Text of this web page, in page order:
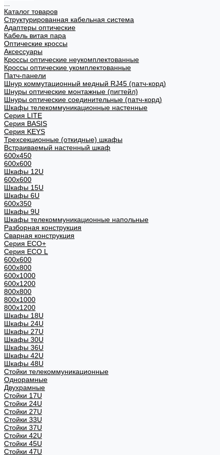
Каталог товаров
Структурированная кабельная система
Адаптеры оптические
Кабель витая пара
Оптические кроссы
Аксессуары
Кроссы оптические неукомплектованные
Кроссы оптические укомплектованные
Патч-панели
Шнур коммутационный медный RJ45 (патч-корд)
Шнуры оптические монтажные (пигтейл)
Шнуры оптические соединительные (патч-корд)
Шкафы телекоммуникационные настенные
Cерия LITE
Cерия BASIS
Cерия KEYS
Трехсекционные (откидные) шкафы
Встраиваемый настенный шкаф
600x450
600x600
Шкафы 12U
600x600
Шкафы 15U
Шкафы 6U
600x350
Шкафы 9U
Шкафы телекоммуникационные напольные
Разборная конструкция
Сварная конструкция
Серия ECO+
Серия ECO L
600x600
600x800
600х1000
600х1200
800x800
800х1000
800х1200
Шкафы 18U
Шкафы 24U
Шкафы 27U
Шкафы 30U
Шкафы 36U
Шкафы 42U
Шкафы 48U
Стойки телекоммуникационные
Однорамные
Двухрамные
Стойки 17U
Стойки 24U
Стойки 27U
Стойки 33U
Стойки 37U
Стойки 42U
Стойки 45U
Стойки 47U